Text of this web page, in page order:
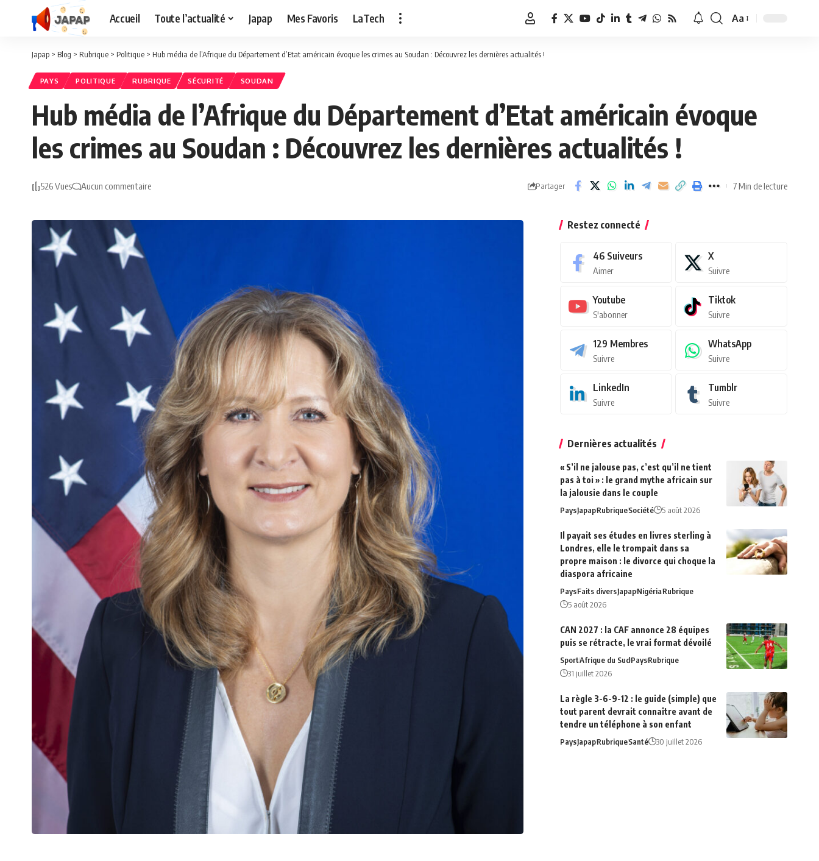
Accueil Toute l’actualité Japap Mes Favoris LaTech
Redimensionner
Aa
Japap > Blog > Rubrique > Politique > Hub média de l’Afrique du Département d’Etat américain évoque les crimes au Soudan : Découvrez les dernières actualités !
PAYS POLITIQUE RUBRIQUE SÉCURITÉ SOUDAN
Hub média de l’Afrique du Département d’Etat américain évoque
les crimes au Soudan : Découvrez les dernières actualités !
526 Vues Aucun commentaire Partager 7 Min de lecture
Restez connecté
46 Suiveurs
Aimer
X
Suivre
Youtube
S'abonner
Tiktok
Suivre
129 Membres
Suivre
WhatsApp
Suivre
LinkedIn
Suivre
Tumblr
Suivre
Dernières actualités
« S’il ne jalouse pas, c’est qu’il ne tient
pas à toi » : le grand mythe africain sur
la jalousie dans le couple
PaysJapapRubriqueSociété 5 août 2026
Il payait ses études en livres sterling à
Londres, elle le trompait dans sa
propre maison : le divorce qui choque la
diaspora africaine
PaysFaits diversJapapNigériaRubrique
5 août 2026
CAN 2027 : la CAF annonce 28 équipes
puis se rétracte, le vrai format dévoilé
SportAfrique du‍ SudPaysRubrique
31 juillet 2026
La règle 3-6-9-12 : le guide (simple) que
tout parent devrait connaître avant de
tendre un téléphone à son enfant
PaysJapapRubriqueSanté 30 juillet 2026